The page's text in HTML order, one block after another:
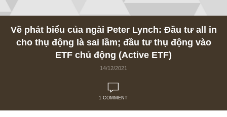
Về phát biểu của ngài Peter Lynch: Đầu tư
cho thụ động là sai lầm; đầu tư thụ động
14/12/2021